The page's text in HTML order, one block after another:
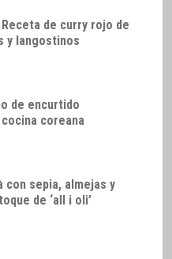
Receta de curry rojo de
y langostinos
de encurtido
coreana
con sepia, almejas y
de ‘all i oli’